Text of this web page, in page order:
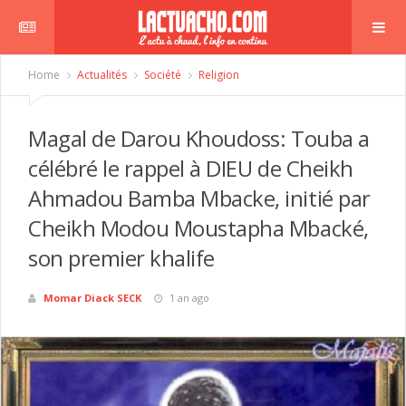
Home Actualités Société Religion
Magal de Darou Khoudoss: Touba a
célébré le rappel à DIEU de Cheikh
Ahmadou Bamba Mbacke, initié par
Cheikh Modou Moustapha Mbacké,
son premier khalife
Momar Diack SECK 1 an ago